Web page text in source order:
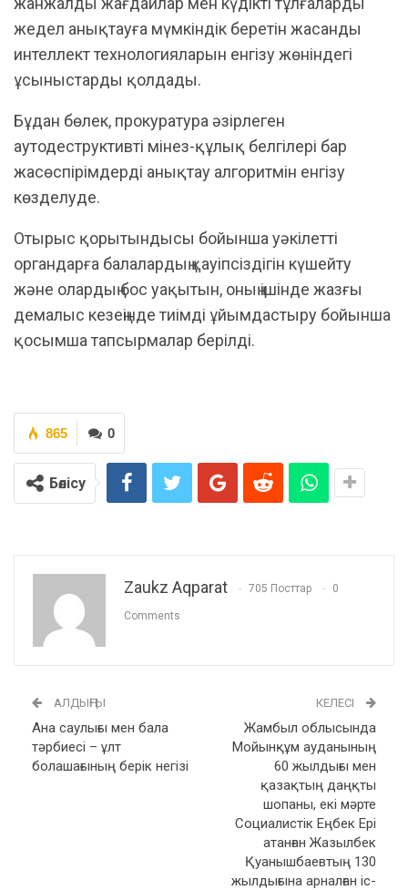
жедел анықтауға мүмкіндік беретін жасанды
интеллект технологияларын енгізу жөніндегі
ұсыныстарды қолдады.
Бұдан бөлек, прокуратура әзірлеген
аутодеструктивті мінез-құлық белгілері бар
жасөспірімдерді анықтау алгоритмін енгізу
көзделуде.
Отырыс қорытындысы бойынша уәкілетті
органдарға балалардың қауіпсіздігін күшейту
және олардың бос уақытын, оның ішінде жазғы
демалыс кезеңінде тиімді ұйымдастыру бойынша
қосымша тапсырмалар берілді.
0
865
Бөлісу
Zaukz Aqparat 705 Посттар 0
Comments
АЛДЫҢҒЫ
Ана саулығы мен бала
тәрбиесі – ұлт
болашағының берік негізі
КЕЛЕСІ
Жамбыл облысында
Мойынқұм ауданының
60 жылдығы мен
қазақтың даңқты
шопаны, екі мәрте
Социалистік Еңбек Ері
атанған Жазылбек
Қуанышбаевтың 130
жылдығына арналған іс-